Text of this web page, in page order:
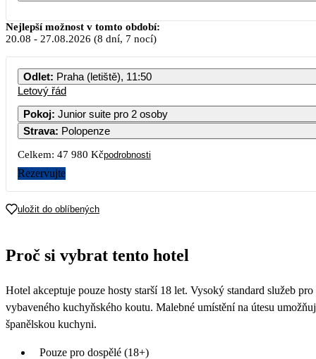
Nejlepší možnost v tomto období:
20.08 - 27.08.2026 (8 dní, 7 nocí)
Odlet: Praha (letiště), 11:50
Letový řád
Pokoj: Junior suite pro 2 osoby
Strava: Polopenze
Celkem: 47 980 Kčpodrobnosti
Rezervujte
uložit do oblíbených
Proč si vybrat tento hotel
Hotel akceptuje pouze hosty starší 18 let. Vysoký standard služeb
vybaveného kuchyňského koutu. Malebné umístění na útesu
španělskou kuchyni.
Pouze pro dospělé (18+)